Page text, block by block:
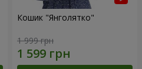
Кошик "Янголятко"
1 999 грн